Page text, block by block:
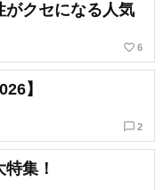
がクセになる人気
favorite_border 6
】
chat_bubble_outline 2
集！